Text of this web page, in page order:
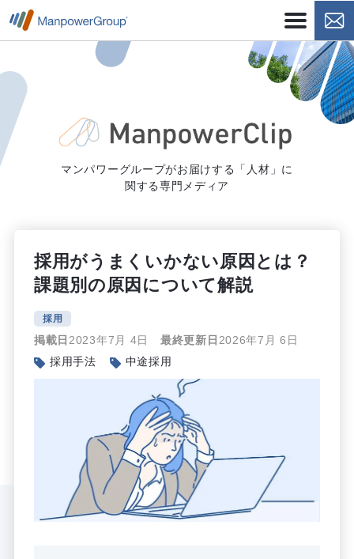
マンパワーグループがお届けする「人材」に
関する専門メディア
採用がうまくいかない原因とは？
課題別の原因について解説
採用
掲載日 2023年7月 4日 最終更新日 2026年7月 6日
採用手法
中途採用